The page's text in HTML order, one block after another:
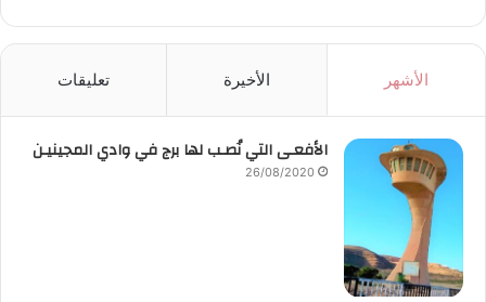
الأشهر الأخيرة تعليقات
الأفعـى التي نُصـب لها برج في وادي المجينيـن
26/08/2020